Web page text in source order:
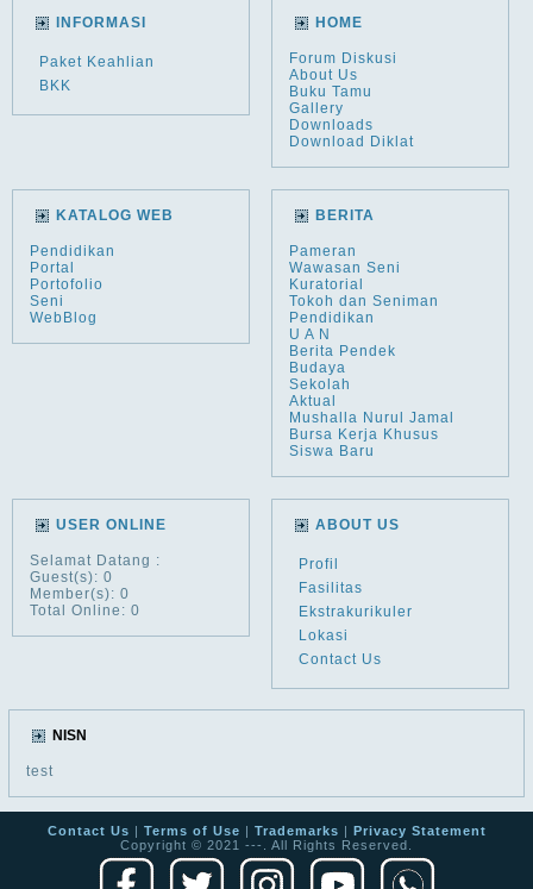
INFORMASI
Paket Keahlian
BKK
HOME
Forum Diskusi
About Us
Buku Tamu
Gallery
Downloads
Download Diklat
KATALOG WEB
Pendidikan
Portal
Portofolio
Seni
WebBlog
BERITA
Pameran
Wawasan Seni
Kuratorial
Tokoh dan Seniman
Pendidikan
U A N
Berita Pendek
Budaya
Sekolah
Aktual
Mushalla Nurul Jamal
Bursa Kerja Khusus
Siswa Baru
USER ONLINE
Selamat Datang :
Guest(s): 0
Member(s): 0
Total Online: 0
ABOUT US
Profil
Fasilitas
Ekstrakurikuler
Lokasi
Contact Us
NISN
test
Contact Us | Terms of Use | Trademarks | Privacy Statement
Copyright © 2021 ---. All Rights Reserved.